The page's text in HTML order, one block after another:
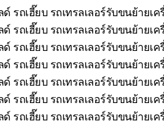
รถเฮี๊ยบ รถเทรลเลอร์รับขนย้ายเ
รถเฮี๊ยบ รถเทรลเลอร์รับขนย้ายเ
รถเฮี๊ยบ รถเทรลเลอร์รับขนย้ายเ
รถเฮี๊ยบ รถเทรลเลอร์รับขนย้ายเ
รถเฮี๊ยบ รถเทรลเลอร์รับขนย้ายเ
รถเฮี๊ยบ รถเทรลเลอร์รับขนย้ายเ
รถเฮี๊ยบ รถเทรลเลอร์รับขนย้ายเ